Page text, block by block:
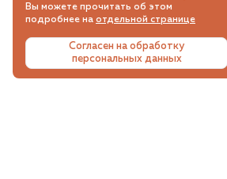
Вы можете прочитать об этом
подробнее на отдельной странице
Согласен на обработку
персональных данных